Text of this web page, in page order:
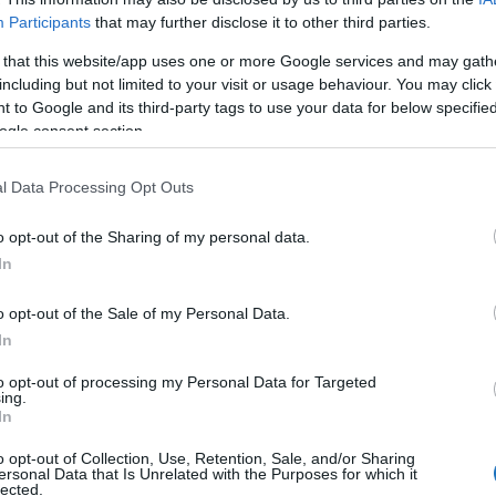
Participants that may further disclose it to other third parties.
that this website/app uses one or more Google services and may
but not limited to your visit or usage behaviour. You may
to Google and its third-party tags to use your data for below
consent section.
Data Processing Opt Outs
opt-out of the Sharing of my personal data.
opt-out of the Sale of my Personal Data.
opt-out of processing my Personal Data for Targeted
opt-out of Collection, Use, Retention, Sale, and/or Sharing
Data that Is Unrelated with the Purposes for which it
AIR-NÉL
a megnövekedett kereslet miatt újabb 9 népszerű
Budapestről.
Sarm es-Sejkis közvetlenül elérhető lesz
Tenerife
A nagy érdeklődésre tekintettel szintén bővítik a
20 százalékos kedvezménnyel foglalhatók a
és az új útvonal október 6-i indulással
október 6-tól